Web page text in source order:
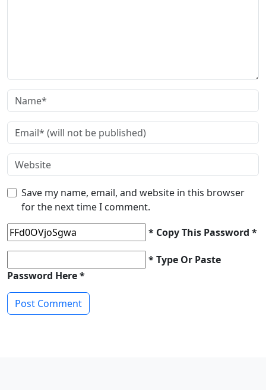
Save my name, email, and website in this browser
for the next time I comment.
* Copy This Password *
* Type Or Paste
Password Here *